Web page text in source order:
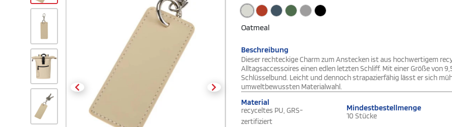
Oatmeal
Beschreibung
Dieser rechteckige Charm zum Anstecken ist aus hochwertigem
Alltagsaccessoires einen edlen letzten Schliff. Mit einer Größe von
Schlüsselbund. Leicht und dennoch strapazierfähig lässt er sich
umweltbewussten Materialwahl.
Material
recyceltes PU, GRS-
zertifiziert
Mindestbestellmenge
10 Stücke